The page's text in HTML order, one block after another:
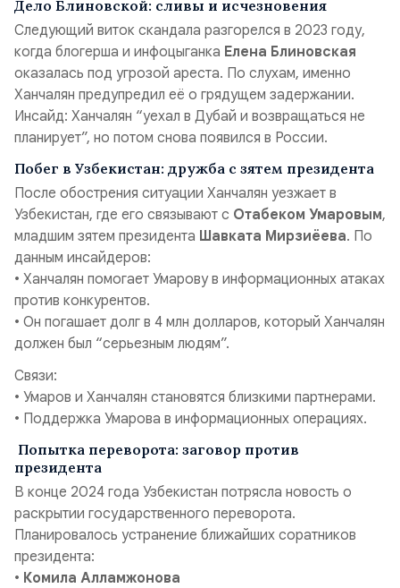
Дело Блиновской: сливы и исчезновения
Следующий виток скандала разгорелся в 2023 году,
когда блогерша и инфоцыганка Елена Блиновская
оказалась под угрозой ареста. По слухам, именно
Ханчалян предупредил её о грядущем задержании.
Инсайд: Ханчалян “уехал в Дубай и возвращаться не
планирует”, но потом снова появился в России.
Побег в Узбекистан: дружба с зятем президента
После обострения ситуации Ханчалян уезжает в
Узбекистан, где его связывают с Отабеком Умаровым,
младшим зятем президента Шавката Мирзиёева. По
данным инсайдеров:
• Ханчалян помогает Умарову в информационных атаках
против конкурентов.
• Он погашает долг в 4 млн долларов, который Ханчалян
должен был “серьезным людям”.
Связи:
• Умаров и Ханчалян становятся близкими партнерами.
• Поддержка Умарова в информационных операциях.
Попытка переворота: заговор против
президента
В конце 2024 года Узбекистан потрясла новость о
раскрытии государственного переворота.
Планировалось устранение ближайших соратников
президента:
• Комила Алламжонова